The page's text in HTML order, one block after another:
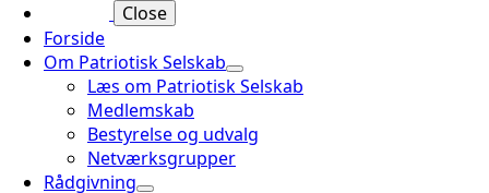
Close
Forside
Om Patriotisk Selskab
Læs om Patriotisk Selskab
Medlemskab
Bestyrelse og udvalg
Netværksgrupper
Rådgivning